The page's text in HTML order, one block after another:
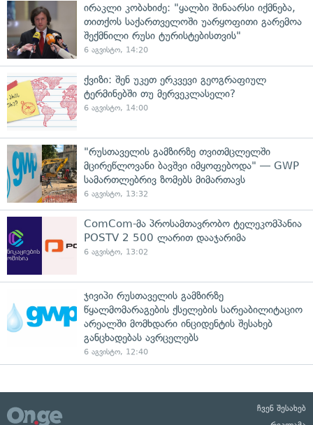
ირაკლი კობახიძე: "ყალბი შინაარსი იქმნება,
თითქოს საქართველოში უარყოფითი გარემოა
შექმნილი რუსი ტურისტებისთვის"
6 აგვისტო, 14:20
ქვიზი: შენ უკეთ ერკვევი გეოგრაფიულ
ტერმინებში თუ მერვეკლასელი?
6 აგვისტო, 14:00
"რუსთაველის გამზირზე თვითმცლელში
მცირეწლოვანი ბავშვი იმყოფებოდა" — GWP
სამართლებრივ ზომებს მიმართავს
6 აგვისტო, 13:32
ComCom-მა პროსამთავრობო ტელეკომპანია
POSTV 2 500 ლარით დააჯარიმა
6 აგვისტო, 13:02
ჯივიპი რუსთაველის გამზირზე
წყალმომარაგების ქსელების სარეაბილიტაციო
არეალში მომხდარი ინციდენტის შესახებ
განცხადებას ავრცელებს
6 აგვისტო, 12:40
ჩვენ შესახებ